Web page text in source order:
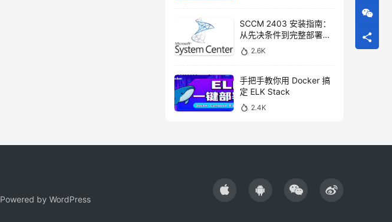
SCCM 2403 安装指南：
从先决条件到完整部署的
详细步骤
2.6K
手把手教你用 Docker 搞
定 ELK Stack
2.4K
Powered by WordPress